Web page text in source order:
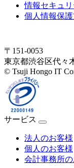
情報セキュ
個人情報保
〒151-0053
東京都渋谷区代々
© Tsuji Hongo IT
サービス
法人のお客様
個人のお客様
会計事務所